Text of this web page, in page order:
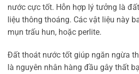
nước cực tốt. Hỗn hợp lý tưởng là
liệu thông thoáng. Các vật liệu này
mụn trấu hun, hoặc perlite.
Đất thoát nước tốt giúp ngăn ngừa
là nguyên nhân hàng đầu gây thất